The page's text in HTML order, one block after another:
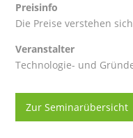
Preisinfo
Die Preise verstehen
Veranstalter
Technologie- und
Zur Seminarübersicht